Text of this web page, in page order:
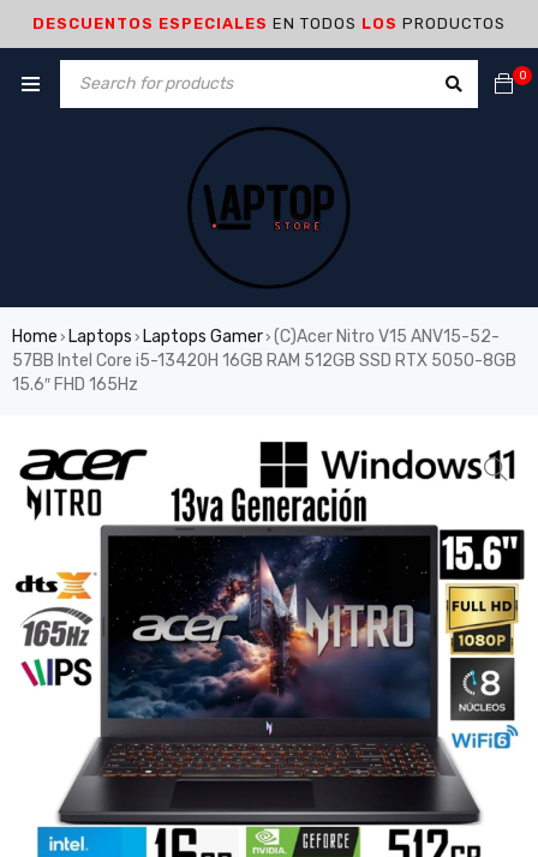
DESCUENTOS ESPECIALES EN TODOS LOS PRODUCTOS
0
Home › Laptops › Laptops Gamer› (C)Acer Nitro V15 ANV15-52-
57BB Intel Core i5-13420H 16GB RAM 512GB SSD RTX 5050-8GB
15.6″ FHD 165Hz